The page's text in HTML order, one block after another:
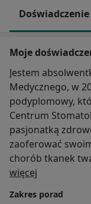
Doświadczenie
Moje
Jestem
Medycznego, w
podyplomowy,
Centrum
pasjonatką
zaoferować
chorób tkanek
leczeniem
adaptacyjne,
więcej
Zakres porad